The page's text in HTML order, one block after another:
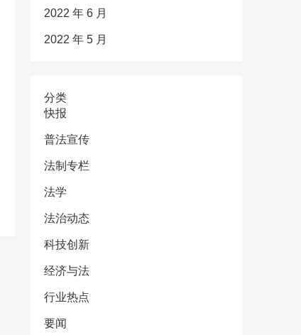
2022 年 6 月
2022 年 5 月
分类
快报
普法宣传
法制专栏
法学
法治动态
科技创新
经济与法
行业热点
要闻